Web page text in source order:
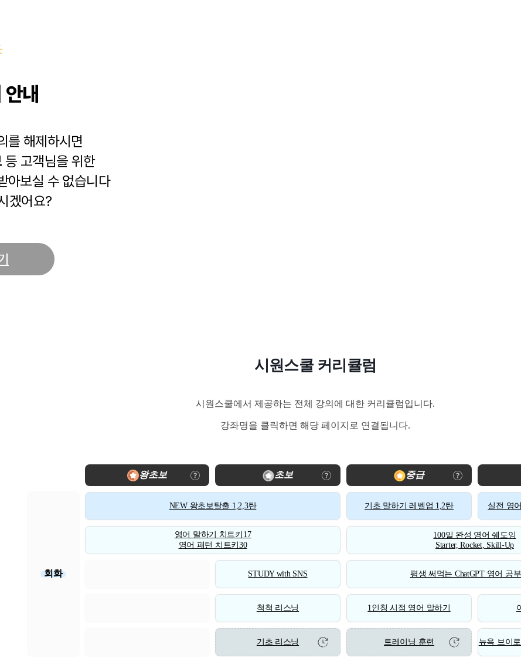
내
를 해제하시면
등 고객님을 위한
아보실 수 없습니다
겠어요?
시원스쿨 커리큘럼
시원스쿨에서 제공하는 전체 강의에 대한 커리큘럼입니다.
강좌명을 클릭하면 해당 페이지로 연결됩니다.
왕초보 초보 중급
회화
NEW 왕초보탈출 1,2,3탄 기초 말하기 레벨업 1,2탄 실전 영
영어 말하기 치트키17
영어 패턴 치트키30
100일 완성 영어 쉐도잉
Starter, Rocket, Skill-Up
STUDY with SNS 평생 써먹는 ChatGPT 영어 공
척척 리스닝 1인칭 시점 영어 말하기
기초 리스닝 트레이닝 훈련 뉴욕 브이